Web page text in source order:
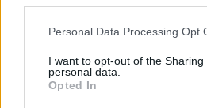
Personal Data Processing Opt
I want to opt-out of the Sharing
personal data.
Opted In
έτσι, αποφάσισε να
παιδί.